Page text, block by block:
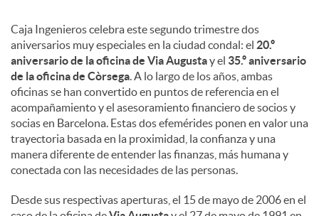
t
e
n
i
d
Caja Ingenieros celebra este segundo trimestre dos
aniversarios muy especiales en la ciudad condal: el 20.º
aniversario de la oficina de Via Augustay el 35.º aniversario
de la oficina de Còrsega. A lo largo de los años, ambas
oficinas se han convertido en puntos de referencia en el
acompañamiento y el asesoramiento financiero de socios y
socias en Barcelona. Estas dos efemérides ponen en valor una
trayectoria basada en la proximidad, la confianza y una
manera diferente de entender las finanzas, más humana y
conectada con las necesidades de las personas.
Desde sus respectivas aperturas, el 15 de mayo de 2006 en el